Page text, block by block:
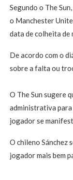
Segundo o The
o Manchester
data de colheita de
De acordo com o
sobre a falta ou
O The Sun sugere
administrativa para
jogador se
O chileno Sánchez
jogador mais bem